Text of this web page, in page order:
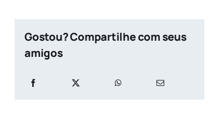
Gostou? Compartilhe com seus
amigos